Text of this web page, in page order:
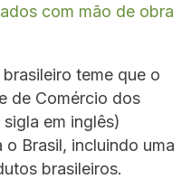
com mão de obra
teme que o
de Comércio dos
em inglês)
Brasil, incluindo uma
brasileiros.